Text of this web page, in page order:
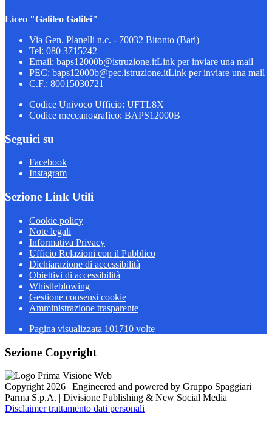
Liceo "Galileo Galilei"
Via Gen. Planelli n.c. - 70032 Bitonto (Bari)
Tel: 080 3715242
Email: baps12000b@istruzione.itLink per inviare una mail
PEC: baps12000b@pec.istruzione.itLink per inviare una mail
C.F.: 80015030721
Codice Univoco Ufficio: UFTL8X
Codice meccanografico: BAPS12000B
Seguici su
Facebook
Instagram
Sezione Link Utili
Cookie policy
Note legali
Informativa Privacy
Ufficio Relazioni con il Pubblico
Dichiarazione di accessibilità
Obiettivi di accessibilità
Whistleblowing
Gestione consensi cookie
Amministrazione trasparente
Pagina visualizzata 101710 volte
Sezione Copyright
Copyright 2026 | Engineered and powered by Gruppo Spaggiari
Parma S.p.A. | Divisione Publishing & New Social Media
Disclaimer trattamento dati personali